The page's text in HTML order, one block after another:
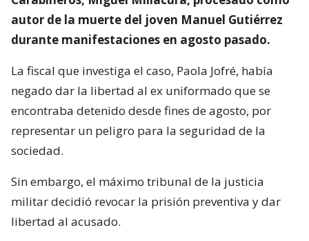
autor de la muerte del joven Manuel Gutiérrez
durante manifestaciones en agosto pasado.
La fiscal que investiga el caso, Paola Jofré, había
negado dar la libertad al ex uniformado que se
encontraba detenido desde fines de agosto, por
representar un peligro para la seguridad de la
sociedad.
Sin embargo, el máximo tribunal de la justicia
militar decidió revocar la prisión preventiva y dar
libertad al acusado.